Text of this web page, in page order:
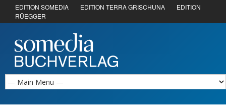
EDITION SOMEDIA EDITION TERRA GRISCHUNA
EDITION
RÜEGGER